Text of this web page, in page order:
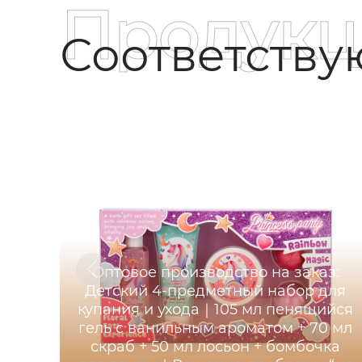
Оптовое производство на заказ:
Детский 4-предметный набор для
купания и ухода｜105 мл пенящийся
гель с ванильным ароматом + 70 мл
скраб + 50 мл лосьон + бомбочка